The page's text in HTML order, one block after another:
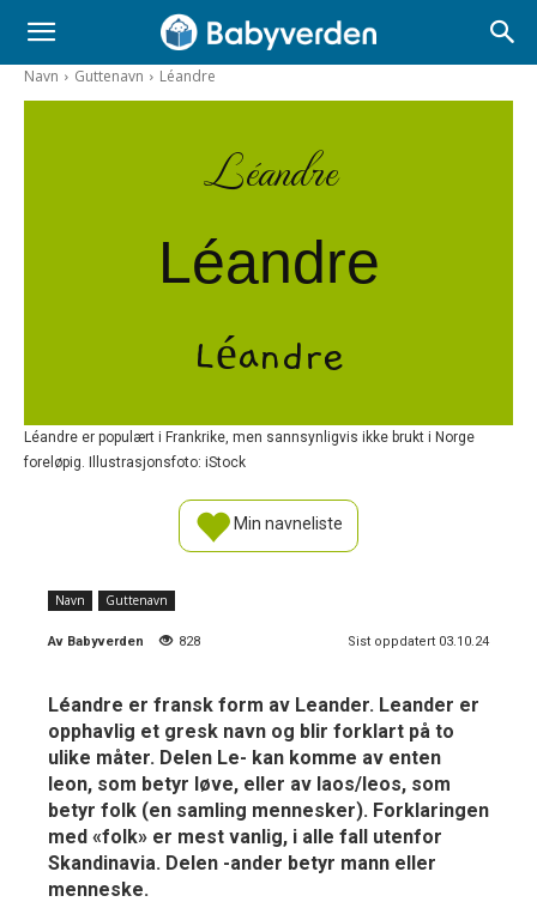
Navn Guttenavn Léandre
Léandre
Léandre
Léandre
Léandre er populært i Frankrike, men sannsynligvis ikke brukt i Norge
foreløpig. Illustrasjonsfoto: iStock
Min navneliste
Navn Guttenavn
Av Babyverden 828 Sist oppdatert 03.10.24
Léandre er fransk form av Leander. Leander er
opphavlig et gresk navn og blir forklart på to
ulike måter. Delen Le- kan komme av enten
leon, som betyr løve, eller av laos/leos, som
betyr folk (en samling mennesker). Forklaringen
med «folk» er mest vanlig, i alle fall utenfor
Skandinavia. Delen -ander betyr mann eller
menneske.